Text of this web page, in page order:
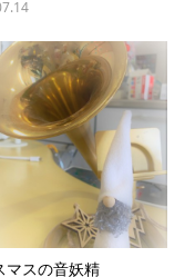
マスの音妖精